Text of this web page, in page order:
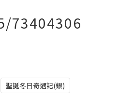
73404306
聖誕冬日奇遇記(銀)